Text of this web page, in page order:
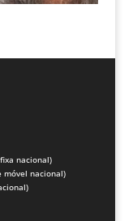
nacional)
móvel nacional)